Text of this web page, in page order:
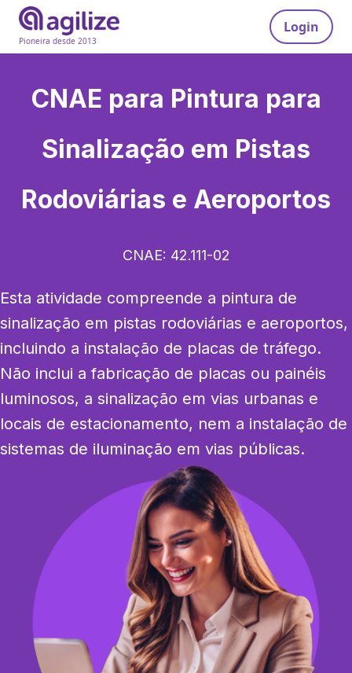
Pioneira desde 2013
Login
CNAE para Pintura para
Sinalização em Pistas
Rodoviárias e Aeroportos
CNAE: 42.111-02
Esta atividade compreende a pintura de
sinalização em pistas rodoviárias e aeroportos,
incluindo a instalação de placas de tráfego.
Não inclui a fabricação de placas ou painéis
luminosos, a sinalização em vias urbanas e
locais de estacionamento, nem a instalação de
sistemas de iluminação em vias públicas.